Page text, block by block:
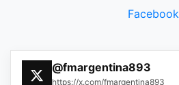
Facebook
@fmargentina893
https://x.com/fmargentina893